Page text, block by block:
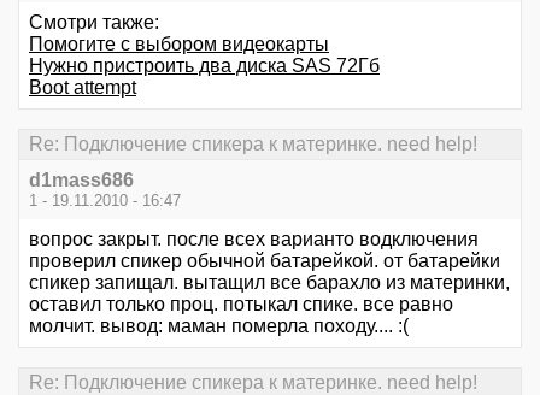
Смотри также:
Помогите с выбором видеокарты
Нужно пристроить два диска SAS 72Гб
Boot attempt
Re: Подключение спикера к материнке. need help!
d1mass686
1 - 19.11.2010 - 16:47
вопрос закрыт. после всех варианто водключения
проверил спикер обычной батарейкой. от батарейки
спикер запищал. вытащил все барахло из материнки,
оставил только проц. потыкал спике. все равно
молчит. вывод: маман померла походу.... :(
Re: Подключение спикера к материнке. need help!